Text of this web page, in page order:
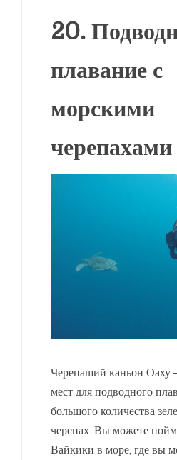
20.
плавание с
морскими
черепахами
Черепаший каньон
мест для подводного
большого количества
черепах. Вы можете
Вайкики в море, где вы